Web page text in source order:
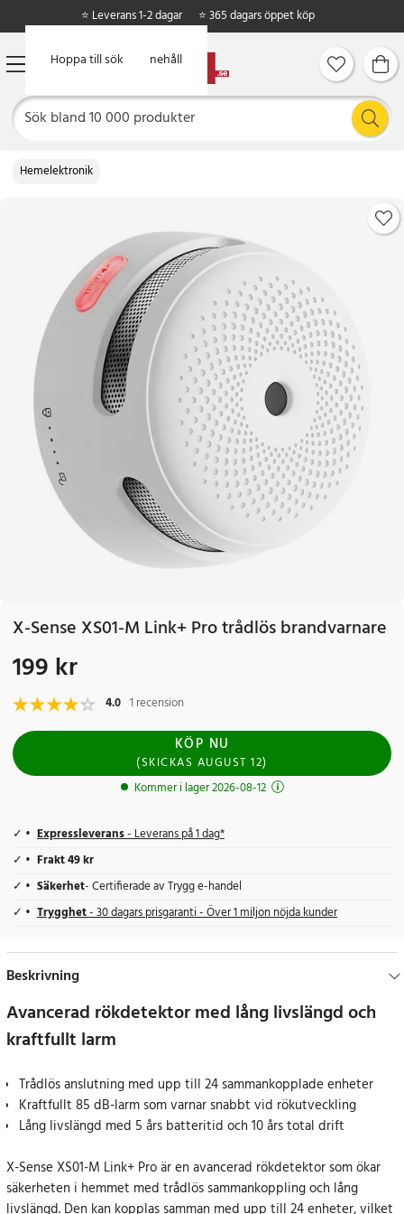
Hoppa till huvudinnehåll
Hoppa till sök
⭐ Leverans 1-2 dagar ⭐ 365 dagars öppet köp
Hemelektronik
X-Sense XS01-M Link+ Pro trådlös brandvarnare
Pris:199 kr
199 kr
4.0 1 recension
KÖP NU
(SKICKAS AUGUST 12)
Kommer i lager 2026-08-12
Expressleverans- Leverans på 1 dag*
Frakt 49 kr
Säkerhet- Certifierade av Trygg e-handel
Trygghet- 30 dagars prisgaranti - Över 1 miljon nöjda kunder
Beskrivning
Avancerad rökdetektor med lång livslängd och
kraftfullt larm
Trådlös anslutning med upp till 24 sammankopplade enheter
Kraftfullt 85 dB-larm som varnar snabbt vid rökutveckling
Lång livslängd med 5 års batteritid och 10 års total drift
X-Sense XS01-M Link+ Pro är en avancerad rökdetektor som ökar
säkerheten i hemmet med trådlös sammankoppling och lång
livslängd. Den kan kopplas samman med upp till 24 enheter, vilket